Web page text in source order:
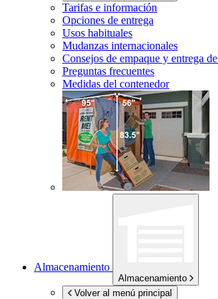
Tarifas e información
Opciones de entrega
Usos habituales
Mudanzas internacionales
Consejos de empaque y entrega de
Preguntas frecuentes
Medidas del contenedor
Almacenamiento
Almacenamiento
Volver al menú principal